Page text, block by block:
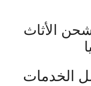
الأثاث
الخدمات